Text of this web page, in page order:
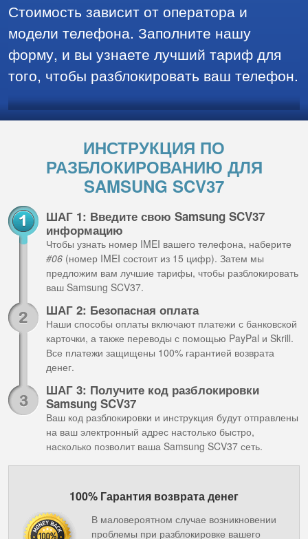
Стоимость зависит от оператора и
модели телефона. Заполните нашу
форму, и вы узнаете лучший тариф для
того, чтобы разблокировать ваш телефон.
ИНСТРУКЦИЯ ПО
РАЗБЛОКИРОВАНИЮ ДЛЯ
SAMSUNG SCV37
ШАГ 1: Введите свою Samsung SCV37
информацию
Чтобы узнать номер IMEI вашего телефона, наберите
#06 (номер IMEI состоит из 15 цифр). Затем мы
предложим вам лучшие тарифы, чтобы разблокировать
ваш Samsung SCV37.
ШАГ 2: Безопасная оплата
Наши способы оплаты включают платежи с банковской
карточки, а также переводы с помощью PayPal и Skrill.
Все платежи защищены 100% гарантией возврата
денег.
ШАГ 3: Получите код разблокировки
Samsung SCV37
Ваш код разблокировки и инструкция будут отправлены
на ваш электронный адрес настолько быстро,
насколько позволит ваша Samsung SCV37 сеть.
100% Гарантия возврата денег
В маловероятном случае возникновении
проблемы при разблокировке вашего